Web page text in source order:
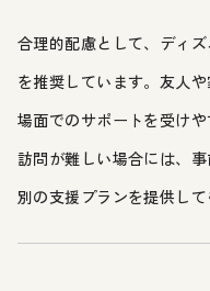
合理的配慮として、ディ
を推奨しています。友人
場面でのサポートを受け
訪問が難しい場合には、
別の支援プランを提供して